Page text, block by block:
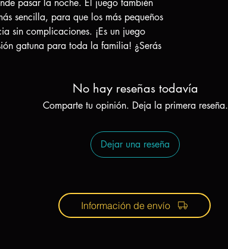
pasar la noche. El juego también
sencilla, para que los más pequeños
sin complicaciones. ¡Es un juego
gatuna para toda la familia! ¿Serás
No hay reseñas todavía
Comparte tu opinión. Deja la primera reseña.
Dejar una reseña
Información de envío